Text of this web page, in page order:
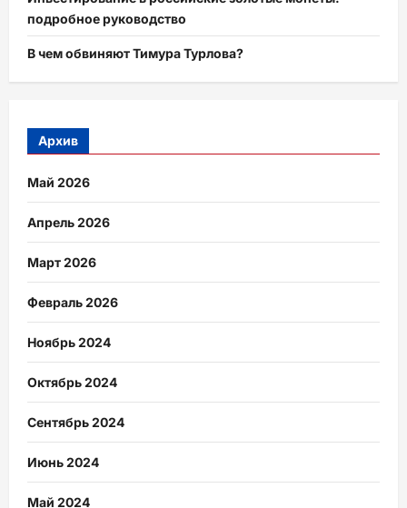
подробное руководство
В чем обвиняют Тимура Турлова?
Архив
Май 2026
Апрель 2026
Март 2026
Февраль 2026
Ноябрь 2024
Октябрь 2024
Сентябрь 2024
Июнь 2024
Май 2024